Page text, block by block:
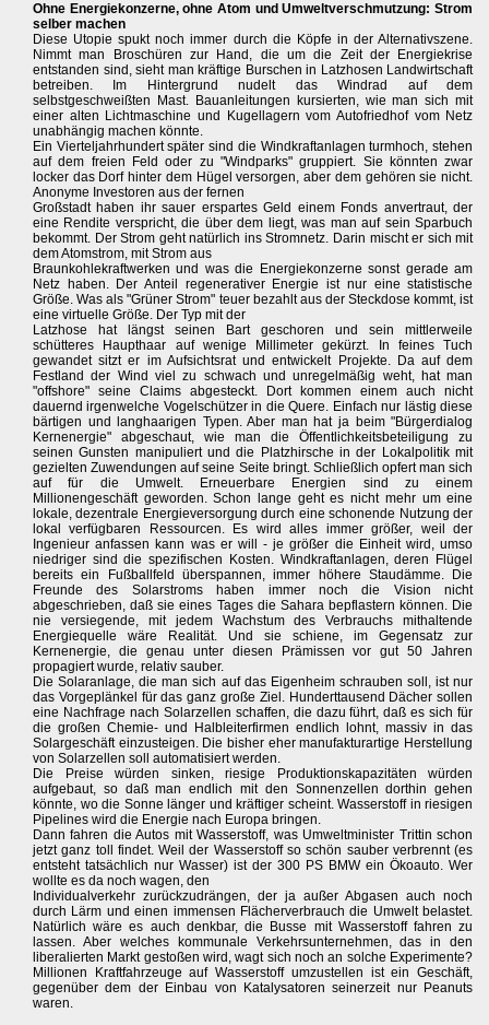
Ohne Energiekonzerne, ohne Atom und Umweltverschmutzung: Strom
selber machen
Diese Utopie spukt noch immer durch die Köpfe in der Alternativszene.
Nimmt man Broschüren zur Hand, die um die Zeit der Energiekrise
entstanden sind, sieht man kräftige Burschen in Latzhosen Landwirtschaft
betreiben. Im Hintergrund nudelt das Windrad auf dem
selbstgeschweißten Mast. Bauanleitungen kursierten, wie man sich mit
einer alten Lichtmaschine und Kugellagern vom Autofriedhof vom Netz
unabhängig machen könnte.
Ein Vierteljahrhundert später sind die Windkraftanlagen turmhoch, stehen
auf dem freien Feld oder zu "Windparks" gruppiert. Sie könnten zwar
locker das Dorf hinter dem Hügel versorgen, aber dem gehören sie nicht.
Anonyme Investoren aus der fernen
Großstadt haben ihr sauer erspartes Geld einem Fonds anvertraut, der
eine Rendite verspricht, die über dem liegt, was man auf sein Sparbuch
bekommt. Der Strom geht natürlich ins Stromnetz. Darin mischt er sich mit
dem Atomstrom, mit Strom aus
Braunkohlekraftwerken und was die Energiekonzerne sonst gerade am
Netz haben. Der Anteil regenerativer Energie ist nur eine statistische
Größe. Was als "Grüner Strom" teuer bezahlt aus der Steckdose kommt, ist
eine virtuelle Größe. Der Typ mit der
Latzhose hat längst seinen Bart geschoren und sein mittlerweile
schütteres Haupthaar auf wenige Millimeter gekürzt. In feines Tuch
gewandet sitzt er im Aufsichtsrat und entwickelt Projekte. Da auf dem
Festland der Wind viel zu schwach und unregelmäßig weht, hat man
"offshore" seine Claims abgesteckt. Dort kommen einem auch nicht
dauernd irgenwelche Vogelschützer in die Quere. Einfach nur lästig diese
bärtigen und langhaarigen Typen. Aber man hat ja beim "Bürgerdialog
Kernenergie" abgeschaut, wie man die Öffentlichkeitsbeteiligung zu
seinen Gunsten manipuliert und die Platzhirsche in der Lokalpolitik mit
gezielten Zuwendungen auf seine Seite bringt. Schließlich opfert man sich
auf für die Umwelt. Erneuerbare Energien sind zu einem
Millionengeschäft geworden. Schon lange geht es nicht mehr um eine
lokale, dezentrale Energieversorgung durch eine schonende Nutzung der
lokal verfügbaren Ressourcen. Es wird alles immer größer, weil der
Ingenieur anfassen kann was er will - je größer die Einheit wird, umso
niedriger sind die spezifischen Kosten. Windkraftanlagen, deren Flügel
bereits ein Fußballfeld überspannen, immer höhere Staudämme. Die
Freunde des Solarstroms haben immer noch die Vision nicht
abgeschrieben, daß sie eines Tages die Sahara bepflastern können. Die
nie versiegende, mit jedem Wachstum des Verbrauchs mithaltende
Energiequelle wäre Realität. Und sie schiene, im Gegensatz zur
Kernenergie, die genau unter diesen Prämissen vor gut 50 Jahren
propagiert wurde, relativ sauber.
Die Solaranlage, die man sich auf das Eigenheim schrauben soll, ist nur
das Vorgeplänkel für das ganz große Ziel. Hunderttausend Dächer sollen
eine Nachfrage nach Solarzellen schaffen, die dazu führt, daß es sich für
die großen Chemie- und Halbleiterfirmen endlich lohnt, massiv in das
Solargeschäft einzusteigen. Die bisher eher manufakturartige Herstellung
von Solarzellen soll automatisiert werden.
Die Preise würden sinken, riesige Produktionskapazitäten würden
aufgebaut, so daß man endlich mit den Sonnenzellen dorthin gehen
könnte, wo die Sonne länger und kräftiger scheint. Wasserstoff in riesigen
Pipelines wird die Energie nach Europa bringen.
Dann fahren die Autos mit Wasserstoff, was Umweltminister Trittin schon
jetzt ganz toll findet. Weil der Wasserstoff so schön sauber verbrennt (es
entsteht tatsächlich nur Wasser) ist der 300 PS BMW ein Ökoauto. Wer
wollte es da noch wagen, den
Individualverkehr zurückzudrängen, der ja außer Abgasen auch noch
durch Lärm und einen immensen Flächerverbrauch die Umwelt belastet.
Natürlich wäre es auch denkbar, die Busse mit Wasserstoff fahren zu
lassen. Aber welches kommunale Verkehrsunternehmen, das in den
liberalierten Markt gestoßen wird, wagt sich noch an solche Experimente?
Millionen Kraftfahrzeuge auf Wasserstoff umzustellen ist ein Geschäft,
gegenüber dem der Einbau von Katalysatoren seinerzeit nur Peanuts
waren.